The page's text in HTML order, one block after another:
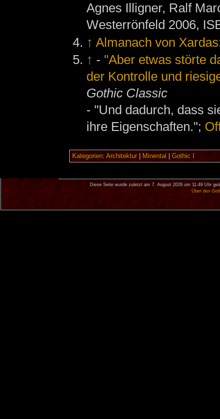
Agnes Illigner, Ralf
Westerrönfeld 2006,
↑ Almanach von Xardas
↑ - "Aber etwas störte
der Kontrolle und
Gothic Classic
- "Und dadurch, dass
ihre Eigenschaften.";
Kategorien: Architektur| Minental Gothic I
Diese Seite wurde zuletzt am 7. August 2026 um 11:49 Uhr
Über den